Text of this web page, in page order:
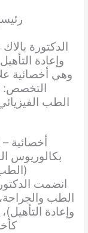
الدكتورة
وهي أخصائية علاج
التخصص:
الطب
أخصائية –
بكالوريوس
(الطب
انضمت
الطب
وإعادة